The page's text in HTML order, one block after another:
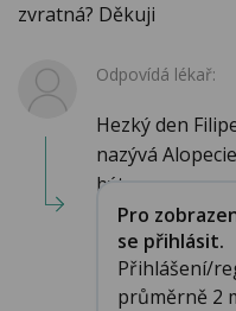
zvratná? Děkuji
Odpovídá lékař:
Hezký den
nazývá
být ...
Pro
se přihlásit.
Přihlášení/
průměrně 2